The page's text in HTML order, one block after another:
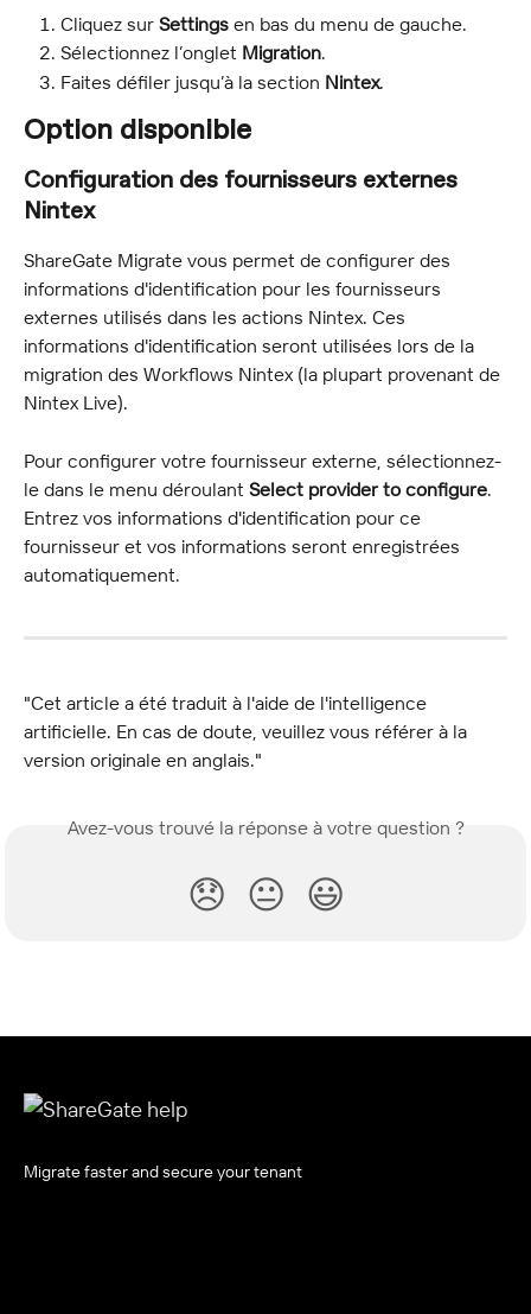
Cliquez sur Settings en bas du menu de gauche.
Sélectionnez l’onglet Migration.
Faites défiler jusqu’à la section Nintex.
Option disponible
Configuration des fournisseurs externes
Nintex
ShareGate Migrate vous permet de configurer des
informations d'identification pour les fournisseurs
externes utilisés dans les actions Nintex. Ces
informations d'identification seront utilisées lors de la
migration des Workflows Nintex (la plupart provenant de
Nintex Live).
Pour configurer votre fournisseur externe, sélectionnez-
le dans le menu déroulant Select provider to configure.
Entrez vos informations d'identification pour ce
fournisseur et vos informations seront enregistrées
automatiquement.
"Cet article a été traduit à l'aide de l'intelligence
artificielle. En cas de doute, veuillez vous référer à la
version originale en anglais."
Avez-vous trouvé la réponse à votre question ?
😞 😐 😃
Migrate faster and secure your tenant